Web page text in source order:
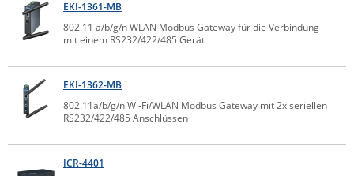
EKI-1361-MB
802.11 a/b/g/n WLAN Modbus Gateway für die Verbindung
mit einem RS232/422/485 Gerät
EKI-1362-MB
802.11a/b/g/n Wi-Fi/WLAN Modbus Gateway mit 2x seriellen
RS232/422/485 Anschlüssen
ICR-4401